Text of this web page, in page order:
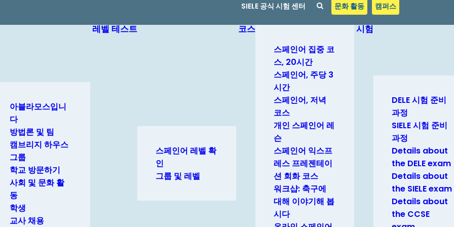
SIELE 공식 시험 센터 문화 활동 캠퍼스
아블라모스입니
다
방법론 및 팀
캠브리지 하우스
그룹
학교 방문하기
사회 및 문화 활
동
학생
교사 채용
레벨 테스트
스페인어 레벨 확
인
그룹 및 레벨
코스
스페인어 집중 코
스, 20시간
스페인어, 주당 3
시간
스페인어, 저녁
코스
개인 스페인어 레
슨
스페인어 익스프
레스 프레젠테이
션 회화 코스
워크샵: 축구에
대해 이야기해 봅
시다
시험
DELE 시험 준비
과정
SIELE 시험 준비
과정
Details about
the DELE exam
Details about
the SIELE exam
Details about
the CCSE